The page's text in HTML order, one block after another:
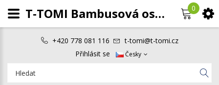
+420 778 081 116
t-tomi@t-tomi.cz
Přihlásit se
Česky
0
T-TOMI Bambusová osuška Mint stars